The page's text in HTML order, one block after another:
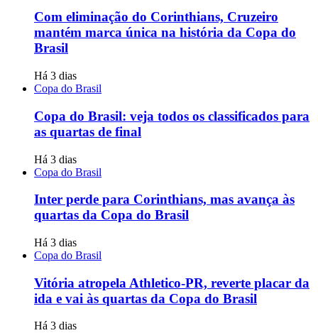
Com eliminação do Corinthians, Cruzeiro
mantém marca única na história da Copa do
Brasil
Há 3 dias
Copa do Brasil
Copa do Brasil: veja todos os classificados para
as quartas de final
Há 3 dias
Copa do Brasil
Inter perde para Corinthians, mas avança às
quartas da Copa do Brasil
Há 3 dias
Copa do Brasil
Vitória atropela Athletico-PR, reverte placar da
ida e vai às quartas da Copa do Brasil
Há 3 dias